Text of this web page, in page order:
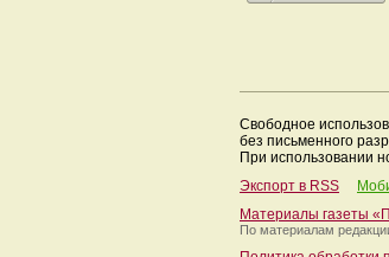
Свободное
без письменного
При использовании
Экспорт в RSS
Материалы газеты
По материалам